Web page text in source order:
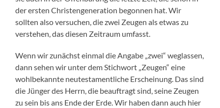
der ersten Christengeneration begonnen hat. Wir
sollten also versuchen, die zwei Zeugen als etwas zu
verstehen, das diesen Zeitraum umfasst.
Wenn wir zunächst einmal die Angabe „zwei“ weglassen,
dann sehen wir unter dem Stichwort „Zeugen“ eine
wohlbekannte neutestamentliche Erscheinung. Das sind
die Jünger des Herrn, die beauftragt sind, seine Zeugen
zu sein bis ans Ende der Erde. Wir haben dann auch hier